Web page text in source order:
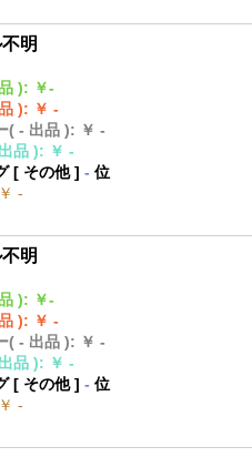
明
): ￥-
): ￥ -
( - 出品 ): ￥ -
品 ): ￥ -
[ その他]- 位
￥ -
明
): ￥-
): ￥ -
( - 出品 ): ￥ -
品 ): ￥ -
[ その他]- 位
￥ -